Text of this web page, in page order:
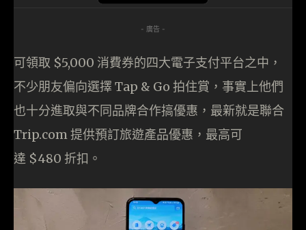
- 廣告 -
可領取 $5,000 消費券的四大電子支付平台之中，
不少朋友偏向選擇 Tap & Go 拍住賞，事實上他們
也十分進取與不同品牌合作搞優惠，最新就是聯合
Trip.com 提供預訂旅遊產品優惠，最高可
達 $480 折扣。